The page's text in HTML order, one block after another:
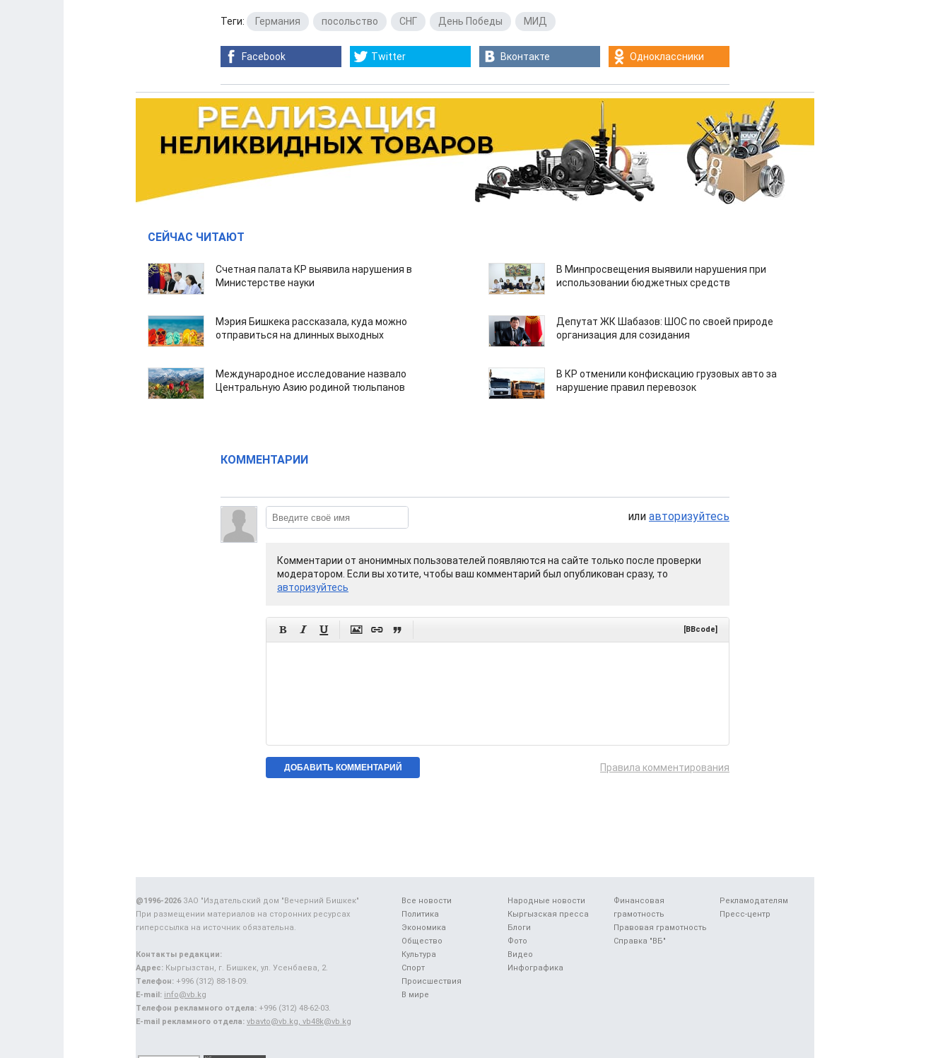
Теги: Германия посольство СНГ День Победы МИД
Facebook Twitter Вконтакте Одноклассники
СЕЙЧАС ЧИТАЮТ
Счетная палата КР выявила нарушения в
Министерстве науки
В Минпросвещения выявили нарушения при
использовании бюджетных средств
Мэрия Бишкека рассказала, куда можно
отправиться на длинных выходных
Депутат ЖК Шабазов: ШОС по своей природе
организация для созидания
Международное исследование назвало
Центральную Азию родиной тюльпанов
В КР отменили конфискацию грузовых авто за
нарушение правил перевозок
КОММЕНТАРИИ
или авторизуйтесь
Комментарии от анонимных пользователей появляются на сайте только после проверки
модератором. Если вы хотите, чтобы ваш комментарий был опубликован сразу, то
авторизуйтесь
      [BBcode]
Правила комментирования
Все новости
Политика
Экономика
Общество
Культура
Спорт
Происшествия
В мире
Народные новости
Кыргызская пресса
Блоги
Фото
Видео
Инфографика
Финансовая
грамотность
Правовая грамотность
Справка "ВБ"
Рекламодателям
Пресс-центр
@1996-2026ЗАО "Издательский дом "Вечерний Бишкек"
При размещении материалов на сторонних ресурсах
гиперссылка на источник обязательна.
Контакты редакции:
Адрес: Кыргызстан, г. Бишкек, ул. Усенбаева, 2.
Телефон: +996 (312) 88-18-09.
E-mail: info@vb.kg
Телефон рекламного отдела: +996 (312) 48-62-03.
E-mail рекламного отдела: vbavto@vb.kg, vb48k@vb.kg